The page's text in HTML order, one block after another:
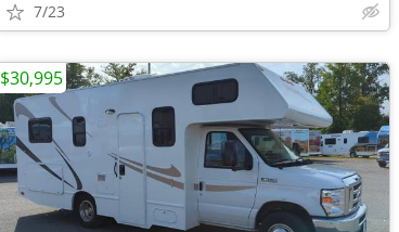
7/23
$30,995